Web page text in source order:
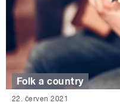
Folk a country
22. červen 2021